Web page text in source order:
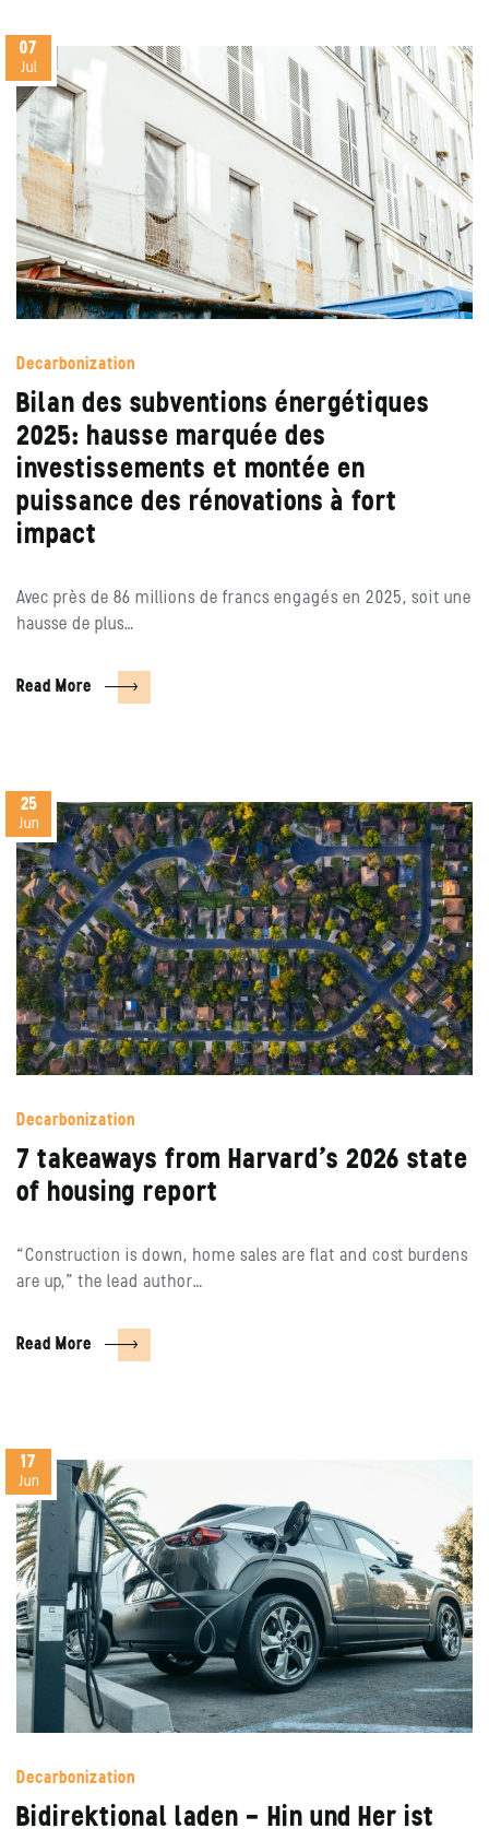
07
Jul
Decarbonization
Bilan des subventions énergétiques
2025: hausse marquée des
investissements et montée en
puissance des rénovations à fort
impact
Avec près de 86 millions de francs engagés en 2025, soit une
hausse de plus…
Read More
25
Jun
Decarbonization
7 takeaways from Harvard’s 2026 state
of housing report
“Construction is down, home sales are flat and cost burdens
are up,” the lead author…
Read More
17
Jun
Decarbonization
Bidirektional laden – Hin und Her ist